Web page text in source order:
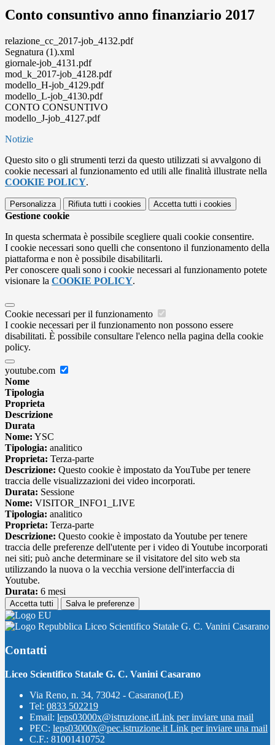
Conto consuntivo anno finanziario 2017
relazione_cc_2017-job_4132.pdf
Segnatura (1).xml
giornale-job_4131.pdf
mod_k_2017-job_4128.pdf
modello_H-job_4129.pdf
modello_L-job_4130.pdf
CONTO CONSUNTIVO
modello_J-job_4127.pdf
Notizie
Questo sito o gli strumenti terzi da questo utilizzati si avvalgono di
cookie necessari al funzionamento ed utili alle finalità illustrate nella
COOKIE POLICY.
Personalizza Rifiuta tutti i cookies Accetta tutti i cookies
Gestione cookie
In questa schermata è possibile scegliere quali cookie consentire.
I cookie necessari sono quelli che consentono il funzionamento della
piattaforma e non è possibile disabilitarli.
Per conoscere quali sono i cookie necessari al funzionamento potete
visionare la COOKIE POLICY.
Cookie necessari per il funzionamento
I cookie necessari per il funzionamento non possono essere
disabilitati. È possibile consultare l'elenco nella pagina della cookie
policy.
youtube.com
Nome
Tipologia
Proprieta
Descrizione
Durata
Nome: YSC
Tipologia: analitico
Proprieta: Terza-parte
Descrizione: Questo cookie è impostato da YouTube per tenere
traccia delle visualizzazioni dei video incorporati.
Durata: Sessione
Nome: VISITOR_INFO1_LIVE
Tipologia: analitico
Proprieta: Terza-parte
Descrizione: Questo cookie è impostato da Youtube per tenere
traccia delle preferenze dell'utente per i video di Youtube incorporati
nei siti; può anche determinare se il visitatore del sito web sta
utilizzando la nuova o la vecchia versione dell'interfaccia di
Youtube.
Durata: 6 mesi
Accetta tutti Salva le preferenze
Liceo Scientifico Statale G. C. Vanini Casarano
Contatti
Liceo Scientifico Statale G. C. Vanini Casarano
Via Reno, n. 34, 73042 - Casarano(LE)
Tel: 0833 502219
Email: leps03000x@istruzione.itLink per inviare una mail
PEC: leps03000x@pec.istruzione.it Link per inviare una mail
C.F.: 81001410752